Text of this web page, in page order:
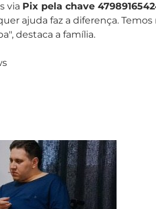
via Pix pela chave
ajuda faz a diferença.
destaca a família.